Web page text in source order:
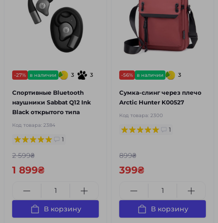
-27% в наличии 3 3
Спортивные Bluetooth
наушники Sabbat Q12 Ink
Black открытого типа
Код товара: 2384
1
2 599₴
1 899₴
В корзину
-56% в наличии 3
Сумка-слинг через плечо
Arctic Hunter K00527
Код товара: 2300
1
899₴
399₴
В корзину